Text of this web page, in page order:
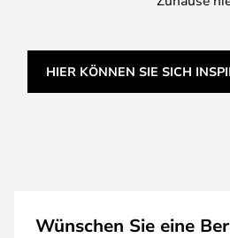
HIER KÖNNEN SIE SICH
Wünschen Sie eine